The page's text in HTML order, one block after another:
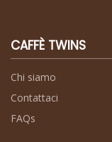
CAFFÈ TWINS
Chi siamo
Contattaci
FAQs